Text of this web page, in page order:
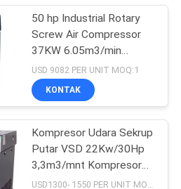
Udara
Udara
19
50 hp Industrial Rotary
Screw Air Compressor
37KW 6.05m3/min
Kompresor udara terbaik
USD 9082 PER UNIT MOQ:1
KONTAK
Kompresor Udara Sekrup
Putar VSD 22Kw/30Hp
3,3m3/mnt Kompresor
Udara Tenang Portabel